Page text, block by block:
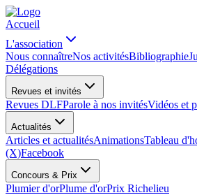
Accueil
L'association
Nous connaîtreNos activitésBibliographie
Délégations
Revues et invités
Revues DLFParole à nos invitésVidéos et
Actualités
Articles et actualitésAnimationsTableau
(X)Facebook
Concours & Prix
Plumier d'orPlume d'orPrix Richelieu